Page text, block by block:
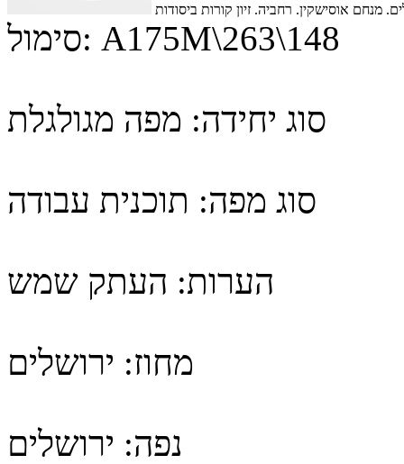
מנחם אוסישקין. רחביה. זיון קורות ביסודות
סימול: A175M\263\148
סוג יחידה: מפה מגולגלת
סוג מפה: תוכנית עבודה
הערות: העתק שמש
מחוז: ירושלים
נפה: ירושלים